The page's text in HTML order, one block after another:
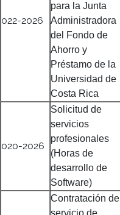
022-2026
para la Junta
Administradora
del Fondo de
Ahorro y
Préstamo de la
Universidad de
Costa Rica
020-2026
Solicitud de
servicios
profesionales
(Horas de
desarrollo de
Software)
Contratación del
servicio de